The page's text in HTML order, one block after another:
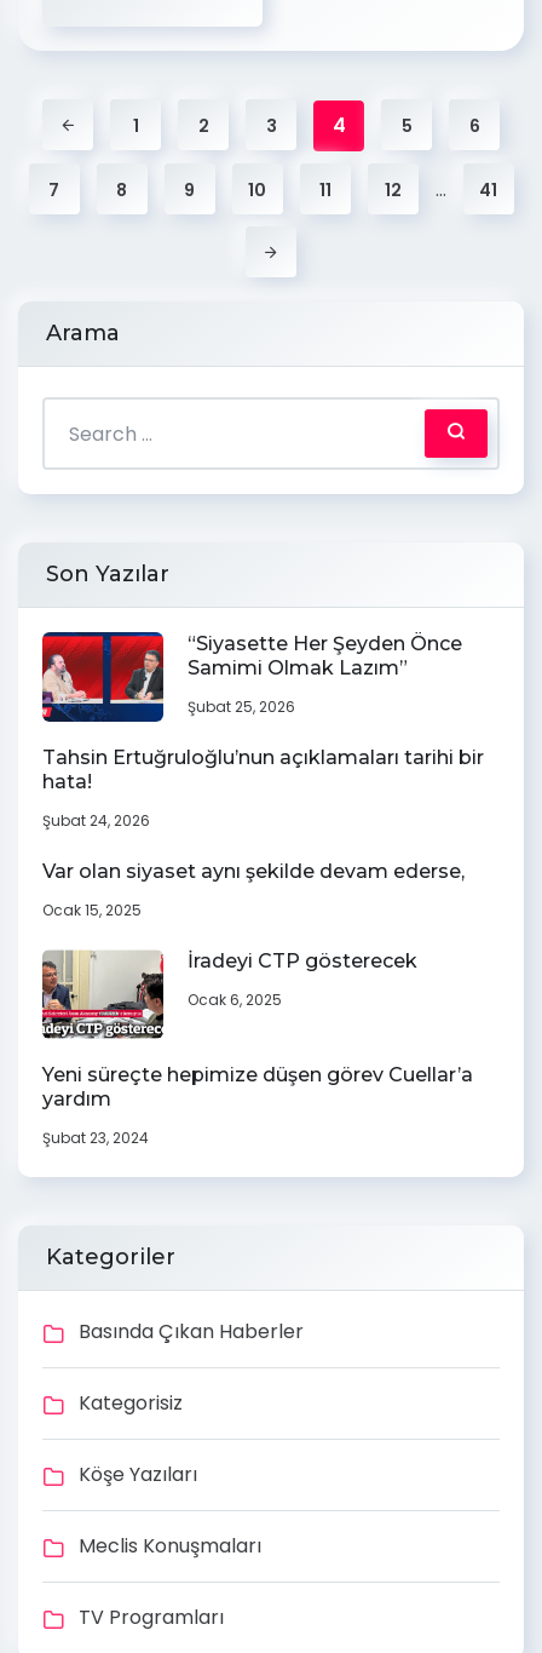
1 2 3 4 5 6
7 8 9 10 11 12 … 41
Arama
Son Yazılar
“Siyasette Her Şeyden Önce
Samimi Olmak Lazım”
Şubat 25, 2026
Tahsin Ertuğruloğlu’nun açıklamaları tarihi bir
hata!
Şubat 24, 2026
Var olan siyaset aynı şekilde devam ederse,
Ocak 15, 2025
İradeyi CTP gösterecek
Ocak 6, 2025
Yeni süreçte hepimize düşen görev Cuellar’a
yardım
Şubat 23, 2024
Kategoriler
Basında Çıkan Haberler
Kategorisiz
Köşe Yazıları
Meclis Konuşmaları
TV Programları